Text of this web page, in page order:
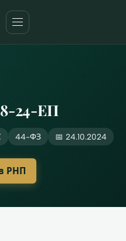
24-ЕП
44-ФЗ 📅 24.10.2024
РНП